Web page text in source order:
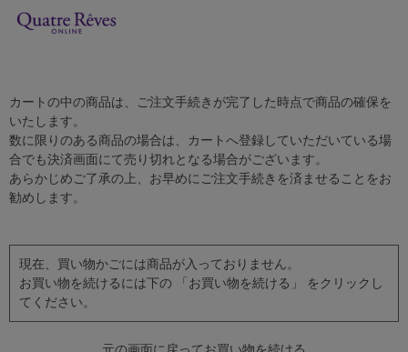
カートの中の商品は、ご注文手続きが完了した時点で商品の確保を
いたします。
数に限りのある商品の場合は、カートへ登録していただいている場
合でも決済画面にて売り切れとなる場合がございます。
あらかじめご了承の上、お早めにご注文手続きを済ませることをお
勧めします。
現在、買い物かごには商品が入っておりません。
お買い物を続けるには下の 「お買い物を続ける」 をクリックし
てください。